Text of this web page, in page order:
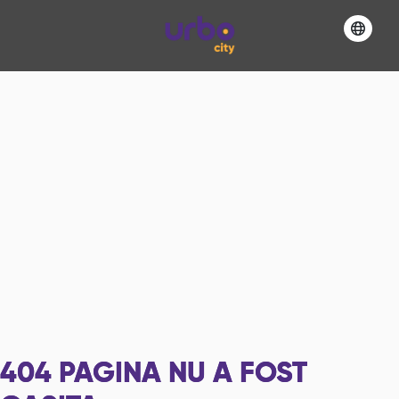
404 PAGINA NU A FOST